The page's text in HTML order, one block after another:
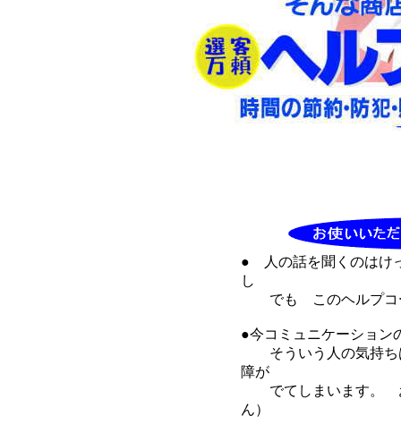
● 人の話を聞くのはけ
し
でも このヘルプコー
●今コミュニケーション
そういう人の気持ち
障が
でてしまいます。 お
ん）